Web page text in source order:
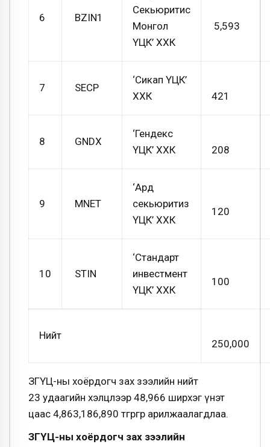
6 BZIN1
Секьюритис
Монгол
ҮЦК’ ХХК
5,593
7 SECP
‘Сикап ҮЦК’
ХХК
421
8 GNDX
‘Гендекс
ҮЦК’ ХХК
208
9 MNET
‘Ард
секьюритиз
ҮЦК’ ХХК
120
10 STIN
‘Стандарт
инвестмент
ҮЦК’ ХХК
100
Нийт
250,000
ЗГҮЦ-ны хоёрдогч зах зээлийн нийт
23 удаагийн хэлцлээр 48,966 ширхэг үнэт
цаас 4,863,186,890 төгрөгөөр арилжаалагдлаа.
ЗГҮЦ-ны хоёрдогч зах зээлийн